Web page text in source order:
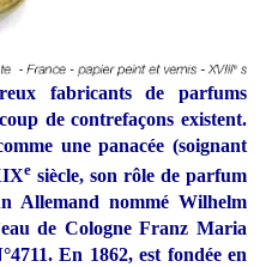
fabricants de parfums
de contrefaçons existent.
une panacée (soignant
esiècle, son rôle de parfum
Allemand nommé Wilhelm
de Cologne Franz Maria
En 1862, est fondée en